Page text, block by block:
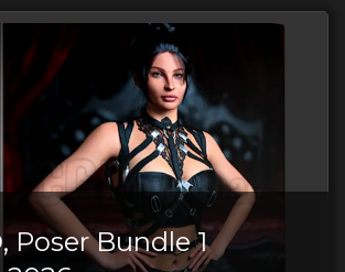
Poser Bundle 1